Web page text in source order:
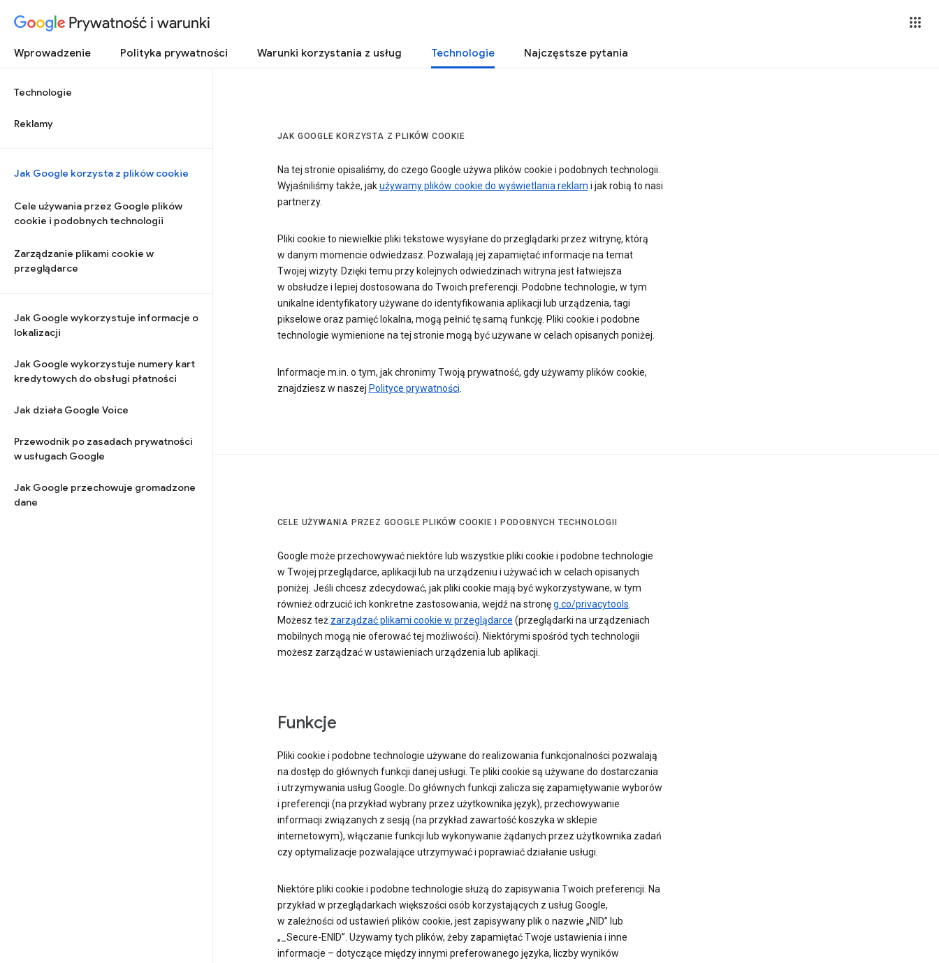
Prywatność i warunki
Wprowadzenie Polityka prywatności Warunki korzystania z usług Technologie Najczęstsze pytania
Technologie
Reklamy
Jak Google korzysta z plików cookie
Cele używania przez Google plików
cookie i podobnych technologii
Zarządzanie plikami cookie w
przeglądarce
Jak Google wykorzystuje informacje o
lokalizacji
Jak Google wykorzystuje numery kart
kredytowych do obsługi płatności
Jak działa Google Voice
Przewodnik po zasadach prywatności
w usługach Google
Jak Google przechowuje gromadzone
dane
JAK GOOGLE KORZYSTA Z PLIKÓW COOKIE
Na tej stronie opisaliśmy, do czego Google używa plików cookie i podobnych technologii.
Wyjaśniliśmy także, jakużywamy plików cookie do wyświetlania reklam i jak robią to nasi
partnerzy.
Pliki cookie to niewielkie pliki tekstowe wysyłane do przeglądarki przez witrynę, którą
w danym momencie odwiedzasz. Pozwalają jej zapamiętać informacje na temat
Twojej wizyty. Dzięki temu przy kolejnych odwiedzinach witryna jest łatwiejsza
w obsłudze i lepiej dostosowana do Twoich preferencji. Podobne technologie, w tym
unikalne identyfikatory używane do identyfikowania aplikacji lub urządzenia, tagi
pikselowe oraz pamięć lokalna, mogą pełnić tę samą funkcję. Pliki cookie i podobne
technologie wymienione na tej stronie mogą być używane w celach opisanych poniżej.
Informacje m.in. o tym, jak chronimy Twoją prywatność, gdy używamy plików cookie,
znajdziesz w naszej Polityce prywatności.
CELE UŻYWANIA PRZEZ GOOGLE PLIKÓW COOKIE I PODOBNYCH TECHNOLOGII
Google może przechowywać niektóre lub wszystkie pliki cookie i podobne technologie
w Twojej przeglądarce, aplikacji lub na urządzeniu i używać ich w celach opisanych
poniżej. Jeśli chcesz zdecydować, jak pliki cookie mają być wykorzystywane, w tym
również odrzucić ich konkretne zastosowania, wejdź na stronęg.co/privacytools.
Możesz też zarządzać plikami cookie w przeglądarce (przeglądarki na urządzeniach
mobilnych mogą nie oferować tej możliwości). Niektórymi spośród tych technologii
możesz zarządzać w ustawieniach urządzenia lub aplikacji.
Funkcje
Pliki cookie i podobne technologie używane do realizowania funkcjonalności pozwalają
na dostęp do głównych funkcji danej usługi. Te pliki cookie są używane do dostarczania
i utrzymywania usług Google. Do głównych funkcji zalicza się zapamiętywanie wyborów
i preferencji (na przykład wybrany przez użytkownika język), przechowywanie
informacji związanych z sesją (na przykład zawartość koszyka w sklepie
internetowym), włączanie funkcji lub wykonywanie żądanych przez użytkownika zadań
czy optymalizacje pozwalające utrzymywać i poprawiać działanie usługi.
Niektóre pliki cookie i podobne technologie służą do zapisywania Twoich preferencji. Na
przykład w przeglądarkach większości osób korzystających z usług Google,
w zależności od ustawień plików cookie, jest zapisywany plik o nazwie „NID” lub
„_Secure-ENID”. Używamy tych plików, żeby zapamiętać Twoje ustawienia i inne
informacje – dotyczące między innymi preferowanego języka, liczby wyników